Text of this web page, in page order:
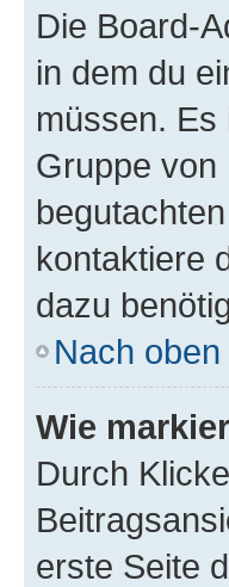
Die Board-
in dem du
müssen. Es
Gruppe von
kontaktiere
dazu
Nach oben
Wie
Durch
erste Seite